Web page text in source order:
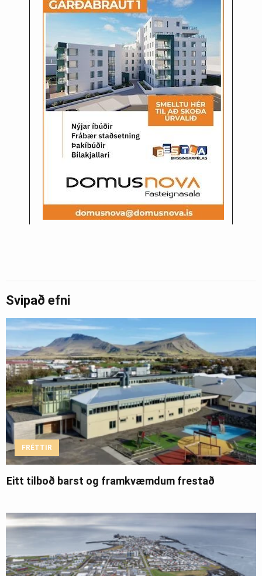
Svipað efni
FRÉTTIR
Eitt tilboð barst og framkvæmdum frestað